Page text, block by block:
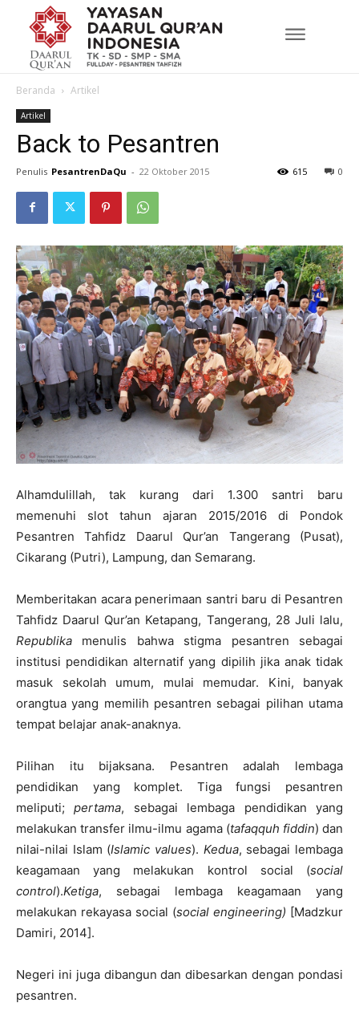
Beranda Artikel
Artikel
Back to Pesantren
Penulis PesantrenDaQu - 22 Oktober 2015 0
615
Alhamdulillah, tak kurang dari 1.300 santri baru
memenuhi slot tahun ajaran 2015/2016 di Pondok
Pesantren Tahfidz Daarul Qur’an Tangerang (Pusat),
Cikarang (Putri), Lampung, dan Semarang.
Memberitakan acara penerimaan santri baru di Pesantren
Tahfidz Daarul Qur’an Ketapang, Tangerang, 28 Juli lalu,
Republika menulis bahwa stigma pesantren sebagai
institusi pendidikan alternatif yang dipilih jika anak tidak
masuk sekolah umum, mulai memudar. Kini, banyak
orangtua yang memilih pesantren sebagai pilihan utama
tempat belajar anak-anaknya.
Pilihan itu bijaksana. Pesantren adalah lembaga
pendidikan yang komplet. Tiga fungsi pesantren
meliputi;pertama, sebagai lembaga pendidikan yang
melakukan transfer ilmu-ilmu agama (tafaqquh fiddin) dan
nilai-nilai Islam (Islamic values). Kedua, sebagai lembaga
keagamaan yang melakukan kontrol social (social
control).Ketiga, sebagai lembaga keagamaan yang
melakukan rekayasa social (social engineering) [Madzkur
Damiri, 2014].
Negeri ini juga dibangun dan dibesarkan dengan pondasi
pesantren.